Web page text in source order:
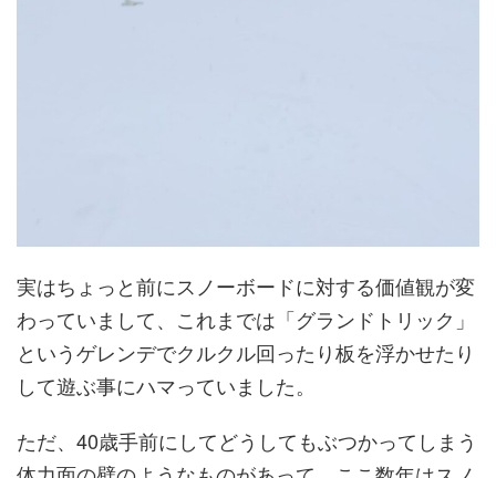
実はちょっと前にスノーボードに対する価値観が変
わっていまして、これまでは「グランドトリック」
というゲレンデでクルクル回ったり板を浮かせたり
して遊ぶ事にハマっていました。
ただ、40歳手前にしてどうしてもぶつかってしまう